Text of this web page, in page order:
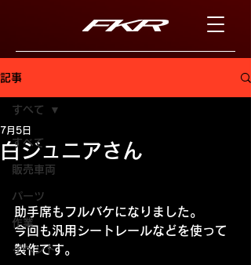
記事
すべて
販売車両
パーツ
作業
イベント
すべて
白ジュニアさん
7月5日
助手席もフルバケになりました。
今回も汎用シートレールなどを使って
製作です。